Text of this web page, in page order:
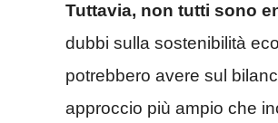
Tuttavia, non tutti sono
dubbi sulla sostenibilità
potrebbero avere sul
approccio più ampio che